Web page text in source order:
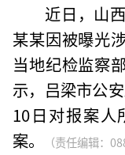
近日，山
某某因被曝光
当地纪检监察
示，吕梁市公
10日对报案人
案。
（责任编辑：